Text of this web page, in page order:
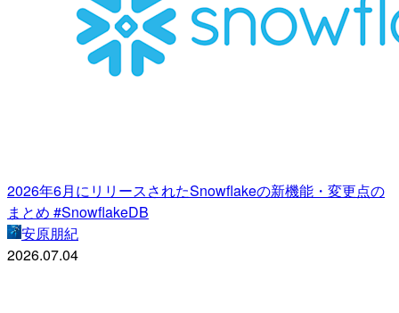
2026年6月にリリースされたSnowflakeの新機能・変更点の
まとめ #SnowflakeDB
安原朋紀
2026.07.04